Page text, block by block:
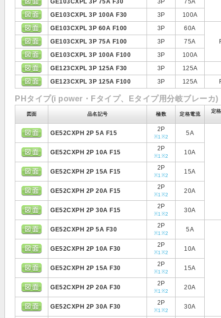
GE103CXPL 3P 75A F30 3P
75A
GE103CXPL 3P 100A F30
3P
100A
GE103CXPL 3P 60A F100
3P
60A
GE103CXPL 3P 75A F100 3P
75A
GE103CXPL 3P 100A F100
3P
100A
GE123CXPL 3P 125A F30
3P 125A
GE123CXPL 3P 125A F100
3P 125A
PHタイプ(i power・Fタイプ、Eタイプ用分岐ブレーカ)
図面 品名記号 極数 定格電流
定
GE52CXPH 2P 5A F15
2P
※1 ※2
5A
GE52CXPH 2P 10A F15
2P
※1 ※2
10A
GE52CXPH 2P 15A F15
2P
※1 ※2
15A
GE52CXPH 2P 20A F15
2P
※1 ※2
20A
GE52CXPH 2P 30A F15
2P
※1 ※2
30A
GE52CXPH 2P 5A F30
2P
※1 ※2
5A
GE52CXPH 2P 10A F30
2P
※1 ※2
10A
GE52CXPH 2P 15A F30
2P
※1 ※2
15A
GE52CXPH 2P 20A F30
2P
※1 ※2
20A
GE52CXPH 2P 30A F30
2P
※1 ※2
30A